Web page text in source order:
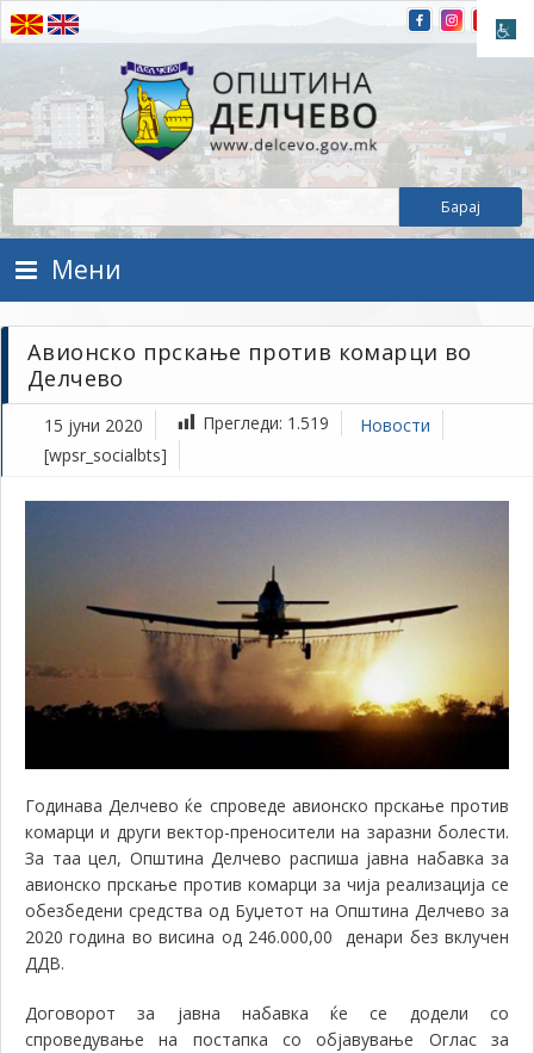
Прескокнете на содржината
Општина Делчево
Општина Делчево
Мени
Авионско прскање против комарци во
Делчево
15 јуни 2020 Прегледи: 1.519
Новости
[wpsr_socialbts]
Годинава Делчево ќе спроведе авионско прскање против
комарци и други вектор-преносители на заразни болести.
За таа цел, Општина Делчево распиша јавна набавка за
авионско прскање против комарци за чија реализација се
обезбедени средства од Буџетот на Општина Делчево за
2020 година во висина од 246.000,00 денари без вклучен
ДДВ.
Договорот за јавна набавка ќе се додели со
спроведување на постапка со објавување Оглас за